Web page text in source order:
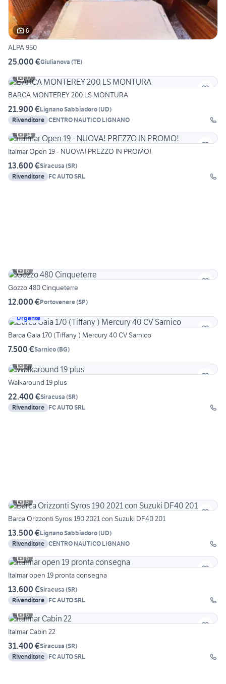
6
ALPA 950
25.000 €Giulianova (TE)
12
BARCA MONTEREY 200 LS MONTURA
21.900 €Lignano Sabbiadoro(UD)
Rivenditore CENTRO NAUTICO LIGNANO
14
Italmar Open 19 - NUOVA! PREZZO IN PROMO!
13.600 €Siracusa (SR)
Rivenditore FC AUTO SRL
6
Gozzo 480 Cinqueterre
12.000 €Portovenere(SP)
Urgente
Barca Gaia 170 (Tiffany ) Mercury 40 CV Sarnico
7.500 €Sarnico(BG)
7
Walkaround 19 plus
22.400 €Siracusa (SR)
Rivenditore FC AUTO SRL
5
Barca Orizzonti Syros 190 2021 con Suzuki DF40 201
13.500 €Lignano Sabbiadoro(UD)
Rivenditore CENTRO NAUTICO LIGNANO
6
Italmar open 19 pronta consegna
13.600 €Siracusa (SR)
Rivenditore FC AUTO SRL
6
Italmar Cabin 22
31.400 €Siracusa (SR)
Rivenditore FC AUTO SRL